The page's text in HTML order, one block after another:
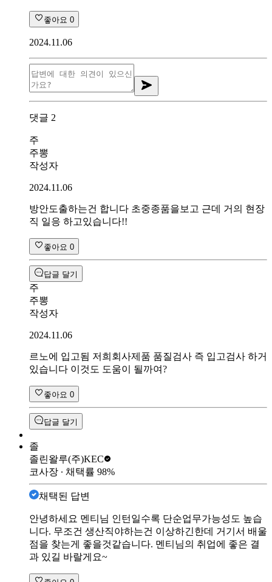
좋아요 0
2024.11.06
댓글 2
주
주뽕
작성자
2024.11.06
방안도출하는건 합니다 초중종품을보고 근데 거의 현장
직 일응 하고있습니다!!
좋아요 0
답글 달기
주
주뽕
작성자
2024.11.06
르노에 입고됨 저희회사제품 품질검사 즉 입고검사 하거
있습니다 이것도 도움이 될까여?
좋아요 0
답글 달기
졸
졸린왈루(주)KEC
코사장 ∙ 채택률 98%
채택된 답변
안녕하세요 멘티님 인턴일수록 단순업무가능성도 높습
니다. 무조건 생산직야하는건 이상하긴한데 거기서 배울
점을 찾는게 좋을것같습니다. 멘티님의 취업에 좋은 결
과 있길 바랄게요~